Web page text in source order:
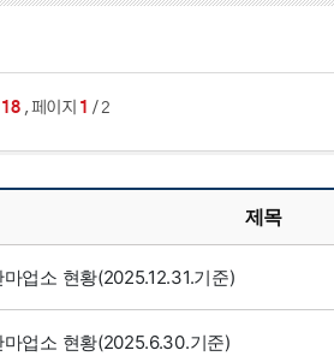
18 , 페이지 1 / 2
제목
마업소 현황(2025.12.31.기준)
마업소 현황(2025.6.30.기준)